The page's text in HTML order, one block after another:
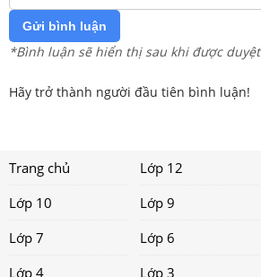
Gửi bình luận
*Bình luận sẽ hiển thị sau khi được duyệt
Hãy trở thành người đầu tiên bình luận!
Trang chủ Lớp 12
Lớp 10
Lớp 9
Lớp 7
Lớp 6
Lớp 4
Lớp 3